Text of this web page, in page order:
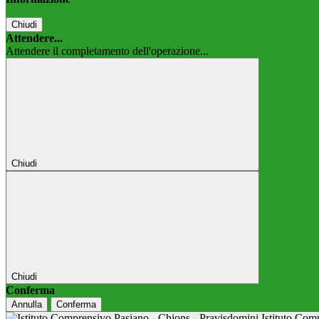
Chiudi
Attendere...
Attendere il completamento dell'operazione...
Chiudi
Chiudi
Conferma
Annulla Conferma